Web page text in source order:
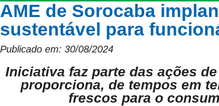
AME de Sorocaba
sustentável para
Publicado em: 30/08/2024
Iniciativa faz parte das ações
proporciona, de tempos em
frescos para o